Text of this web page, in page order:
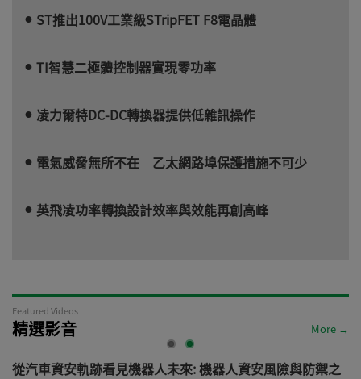
ST推出100V工業級STripFET F8電晶體
TI智慧二極體控制器實現零功率
凌力爾特DC-DC轉換器提供低雜訊操作
電氣威脅無所不在 乙太網路埠保護措施不可少
英飛凌功率轉換設計效率與效能再創高峰
Featured Videos
精選影音 More →
從汽車資安軌跡看見機器人未來: 機器人資安風險與防禦之